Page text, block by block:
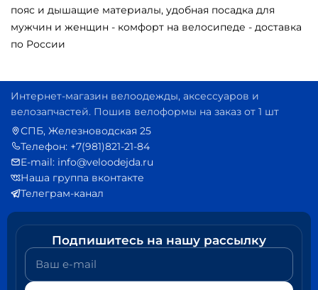
пояс и дышащие материалы, удобная посадка для
мужчин и женщин - комфорт на велосипеде - доставка
по России
Интернет-магазин велоодежды, аксессуаров и
велозапчастей. Пошив велоформы на заказ от 1 шт
СПБ, Железноводская 25
Телефон: +7(981)821-21-84
E-mail: info@veloodejda.ru
Наша группа вконтакте
Телеграм-канал
Подпишитесь на нашу рассылку
Ваш e-mail